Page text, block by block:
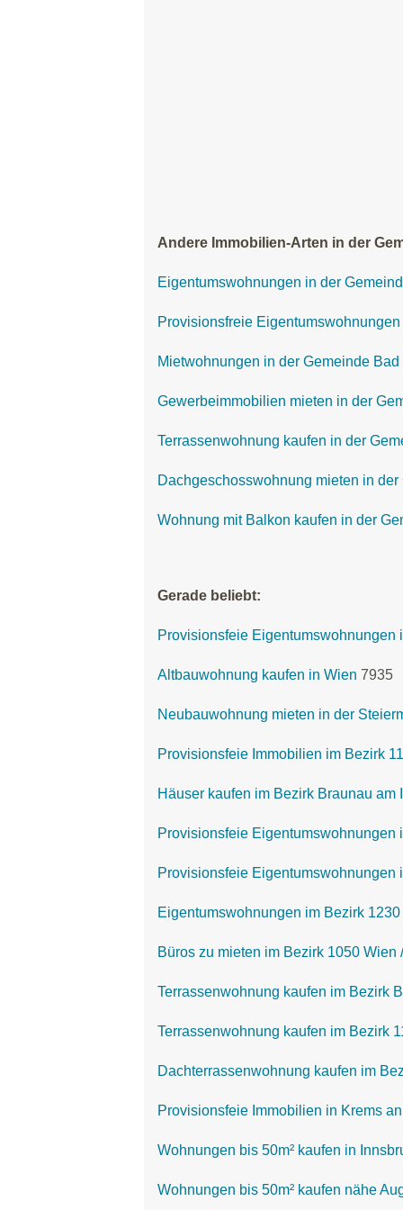
Andere Immobilien-Arten in der
Eigentumswohnungen in der
Provisionsfreie
Mietwohnungen in der Gemeinde
Gewerbeimmobilien mieten in der
Terrassenwohnung kaufen in der
Dachgeschosswohnung mieten in
Wohnung mit Balkon kaufen in der
Gerade beliebt:
Provisionsfeie Eigentumswohnungen
Altbauwohnung kaufen in Wien 7935
Neubauwohnung mieten in der
Provisionsfeie Immobilien im Bezirk
Häuser kaufen im Bezirk Braunau am
Provisionsfeie Eigentumswohnungen
Provisionsfeie Eigentumswohnungen
Eigentumswohnungen im Bezirk
Büros zu mieten im Bezirk 1050 Wien
Terrassenwohnung kaufen im Bezirk
Terrassenwohnung kaufen im Bezirk
Dachterrassenwohnung kaufen im
Provisionsfeie Immobilien in Krems
Wohnungen bis 50m² kaufen in
Wohnungen bis 50m² kaufen nähe